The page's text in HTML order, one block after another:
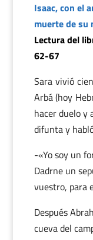
Isaac, con el
muerte de su
Lectura del
62-67
Sara vivió
Arbá (hoy
hacer duelo y
difunta y
-«Yo soy un
Dadrne un
vuestro, para
Después
cueva del